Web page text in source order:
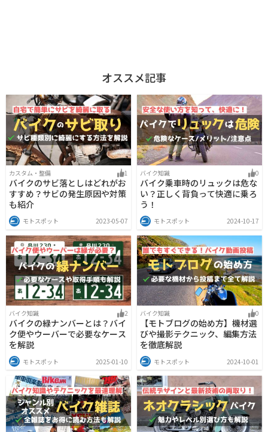
オススメ記事
カスタム・整備 1
バイクのサビ落としはどれがお
すすめ？サビの発生原因や対策
も紹介
モトスポット 2023-05-07
バイク知識 0
バイク乗車時のリュックは危な
い？正しく背負って快適に乗ろ
う！
モトスポット 2024-10-17
バイク知識 2
バイクの緑ナンバーとは？バイ
ク便やウーバーで必要なケース
を解説
モトスポット 2025-01-10
バイク知識 0
【モトブログの始め方】機材選
びや撮影テクニック、編集方法
を徹底解説
モトスポット 2024-10-01